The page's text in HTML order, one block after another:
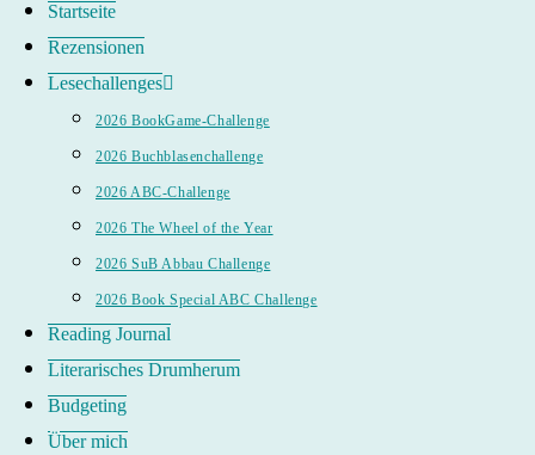
Startseite
Rezensionen
Lesechallenges
2026 BookGame-Challenge
2026 Buchblasenchallenge
2026 ABC-Challenge
2026 The Wheel of the Year
2026 SuB Abbau Challenge
2026 Book Special ABC Challenge
Reading Journal
Literarisches Drumherum
Budgeting
Über mich